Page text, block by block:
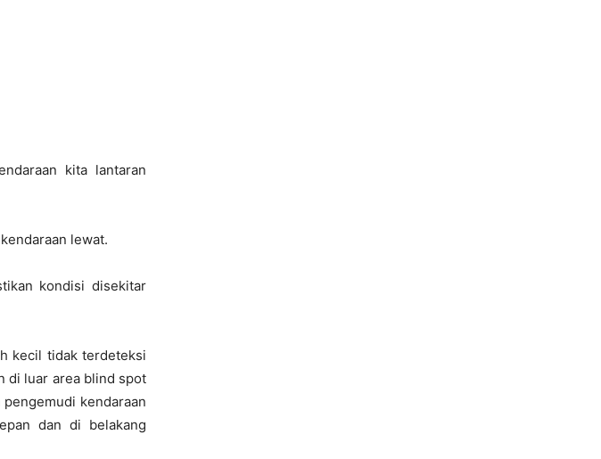
kita lantaran
lewat.
kondisi disekitar
kecil tidak terdeteksi
di luar area blind spot
kendaraan
dan di belakang